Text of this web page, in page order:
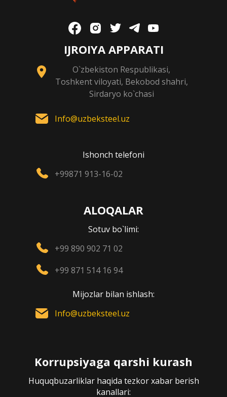
IJROIYA APPARATI
O`zbekiston Respublikasi,
Toshkent viloyati, Bekobod shahri,
Sirdaryo ko`chasi
Info@uzbeksteel.uz
Ishonch telefoni
+99871 913-16-02
ALOQALAR
Sotuv bo`limi:
+99 890 902 71 02
+99 871 514 16 94
Mijozlar bilan ishlash:
Info@uzbeksteel.uz
Korrupsiyaga qarshi kurash
Huquqbuzarliklar haqida tezkor xabar berish
kanallari: